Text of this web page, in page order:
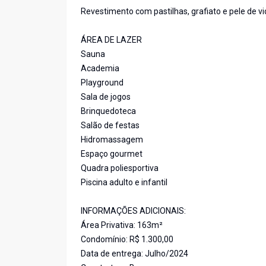
Revestimento com pastilhas, grafiato e pele de
ÁREA DE LAZER
Sauna
Academia
Playground
Sala de jogos
Brinquedoteca
Salão de festas
Hidromassagem
Espaço gourmet
Quadra poliesportiva
Piscina adulto e infantil
INFORMAÇÕES ADICIONAIS:
Área Privativa: 163m²
Condomínio: R$ 1.300,00
Data de entrega: Julho/2024